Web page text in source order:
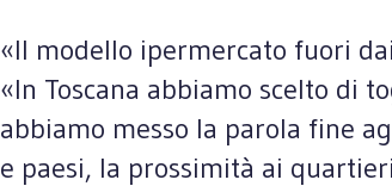
«Il modello ipermercato fuori
«In Toscana abbiamo scelto di
abbiamo messo la parola fine
e paesi, la prossimità ai